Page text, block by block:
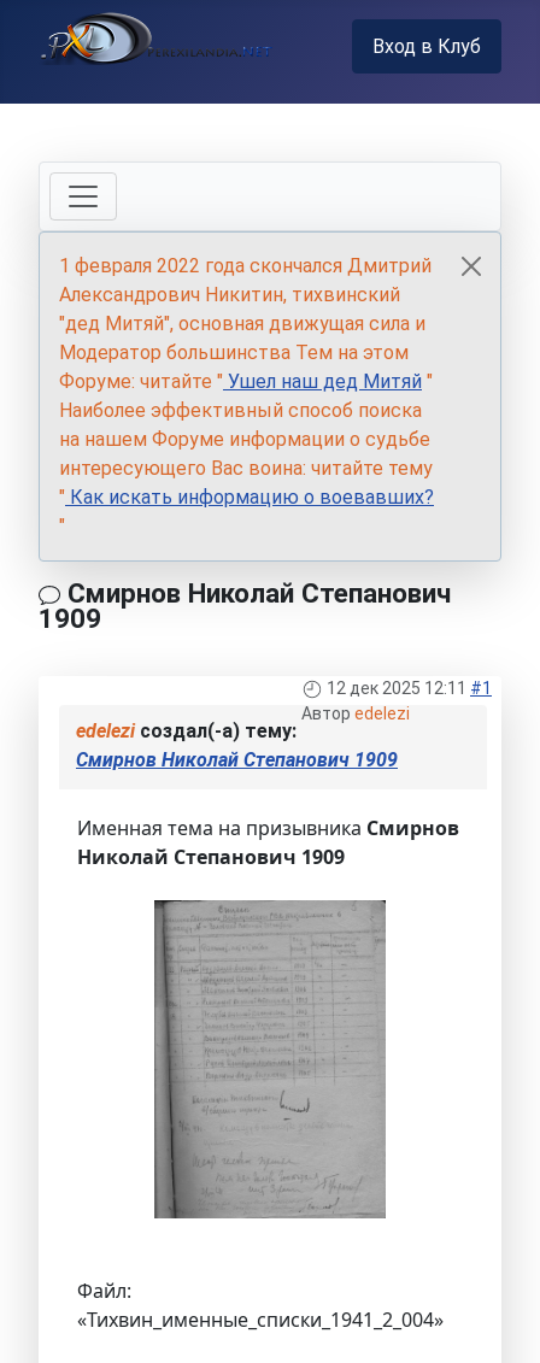
Вход в Клуб
1 февраля 2022 года скончался Дмитрий
Александрович Никитин, тихвинский
"дед Митяй", основная движущая сила и
Модератор большинства Тем на этом
Форуме: читайте " Ушел наш дед Митяй "
Наиболее эффективный способ поиска
на нашем Форуме информации о судьбе
интересующего Вас воина: читайте тему
" Как искать информацию о воевавших?
"
Смирнов Николай Степанович
1909
12 дек 2025 12:11 #1
Автор edelezi
edeleziсоздал(-а) тему:
Смирнов Николай Степанович 1909
Именная тема на призывника Смирнов
Николай Степанович 1909
Файл:
«Тихвин_именные_списки_1941_2_004»